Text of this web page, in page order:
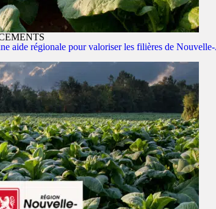
aide régionale pour valoriser les filières de